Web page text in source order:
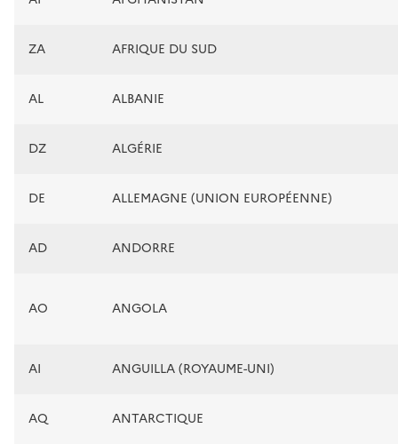
ZA AFRIQUE DU SUD
AL ALBANIE
DZ ALGÉRIE
DE ALLEMAGNE (UNION EUROPÉENNE)
AD ANDORRE
AO ANGOLA
AI ANGUILLA (ROYAUME-UNI)
AQ ANTARCTIQUE